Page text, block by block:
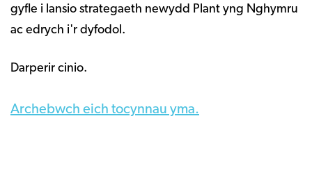
gyfle i lansio strategaeth newydd Plant yng Nghymru
ac edrych i'r dyfodol.
Darperir cinio.
Archebwch eich tocynnau yma.